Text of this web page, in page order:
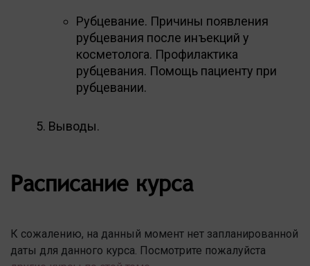
Рубцевание. Причины появления
рубцевания после инъекций у
косметолога. Профилактика
рубцевания. Помощь пациенту при
рубцевании.
Выводы.
Расписание курса
К сожалению, на данный момент нет запланированной
даты для данного курса. Посмотрите пожалуйста